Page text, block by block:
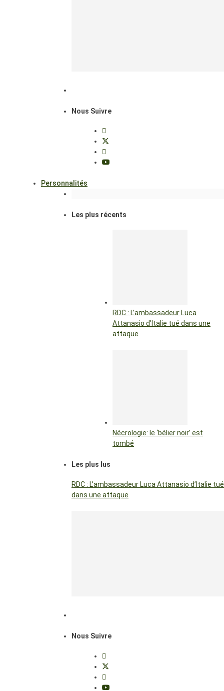
Nous Suivre
Personnalités
Les plus récents
RDC : L’ambassadeur Luca
Attanasio d’Italie tué dans une
attaque
Nécrologie: le ‘bélier noir’ est
tombé
Les plus lus
RDC : L’ambassadeur Luca Attanasio d’Italie tué
dans une attaque
Nous Suivre